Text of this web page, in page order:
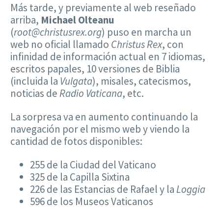
Más tarde, y previamente al web reseñado
arriba, Michael Olteanu
(root@christusrex.org) puso en marcha un
web no oficial llamado Christus Rex, con
infinidad de información actual en 7 idiomas,
escritos papales, 10 versiones de Biblia
(incluida la Vulgata), misales, catecismos,
noticias deRadio Vaticana, etc.
La sorpresa va en aumento continuando la
navegación por el mismo web y viendo la
cantidad de fotos disponibles:
255 de la Ciudad del Vaticano
325 de la Capilla Sixtina
226 de las Estancias de Rafael y laLoggia
596 de los Museos Vaticanos